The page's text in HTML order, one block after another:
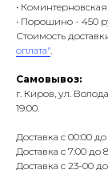
•
• Порошино - 450
Стоимость
оплата".
Самовывоз:
г. Киров, ул.
19:00.
Доставка с 00:00
Доставка с 7:00 до
Доставка с 23-00